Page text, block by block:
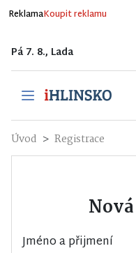
ReklamaKoupit reklamu
Pá 7. 8., Lada
Úvod Registrace
Jméno a přijmení